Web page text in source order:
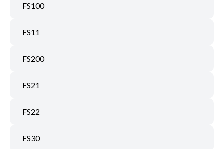
FS100
FS11
FS200
FS21
FS22
FS30